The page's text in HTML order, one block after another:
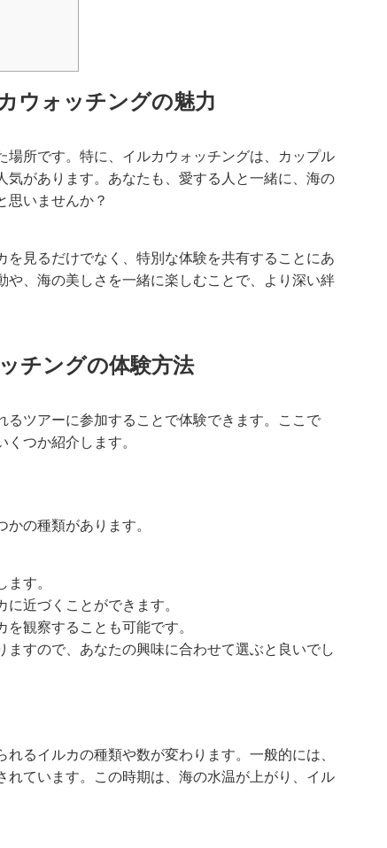
ウォッチングの魅力
場所です。特に、イルカウォッチングは、カップル
気があります。あなたも、愛する人と一緒に、海の
思いませんか？
を見るだけでなく、特別な体験を共有することにあ
や、海の美しさを一緒に楽しむことで、より深い絆
チングの体験方法
るツアーに参加することで体験できます。ここで
つか紹介します。
の種類があります。
す。
近づくことができます。
観察することも可能です。
すので、あなたの興味に合わせて選ぶと良いでし
るイルカの種類や数が変わります。一般的には、
れています。この時期は、海の水温が上がり、イル